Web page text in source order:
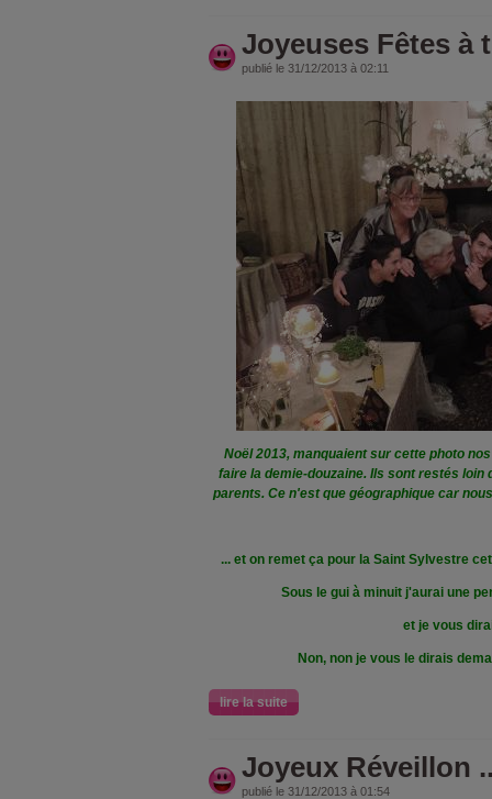
Joyeuses Fêtes à
publié le 31/12/2013 à 02:11
Noël 2013, manquaient sur cette photo
faire la demie-douzaine. Ils sont restés loin
parents. Ce n'est que géographique car
... et on remet ça pour la Saint Sylvestre
Sous le gui à minuit j'aurai une
et je vous
Non, non je vous le dirais
lire la suite
Joyeux Réveillon
publié le 31/12/2013 à 01:54